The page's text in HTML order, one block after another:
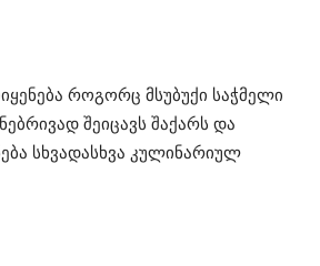
როგორც მსუბუქი საჭმელი
შეიცავს შაქარს და
სხვადასხვა კულინარიულ